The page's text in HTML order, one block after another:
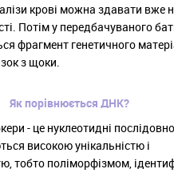
крові можна здавати вже
Потім у передбачуваного
фрагмент генетичного
з щоки.
Як порівнюється ДНК?
- це нуклеотидні
високою унікальністю і
тобто поліморфізмом,